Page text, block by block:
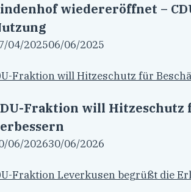
wiedereröffnet –
04/202506/06/2025
Fraktion will
06/202630/06/2026